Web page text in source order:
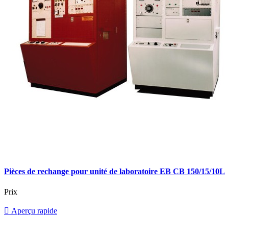
Pièces de rechange pour unité de laboratoire EB CB 150/15/10L
Prix
 Aperçu rapide